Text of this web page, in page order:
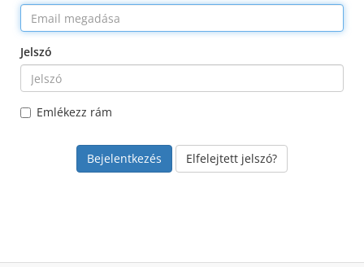
Jelszó
Emlékezz rám
Elfelejtett jelszó?